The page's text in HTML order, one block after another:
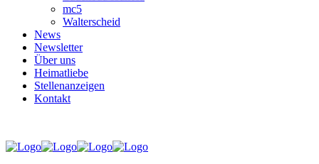
mc5
Walterscheid
News
Newsletter
Über uns
Heimatliebe
Stellenanzeigen
Kontakt